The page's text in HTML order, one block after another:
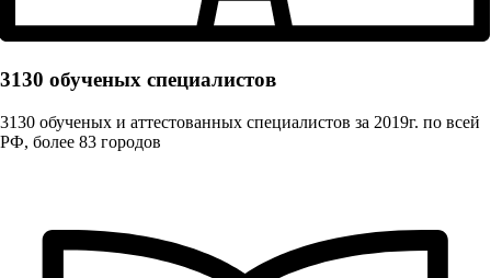
3130 обученых cпециалистов
3130 обученых и аттестованных специалистов за 2019г. по всей
РФ, более 83 городов